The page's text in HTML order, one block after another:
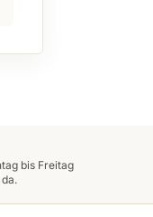
bis Freitag